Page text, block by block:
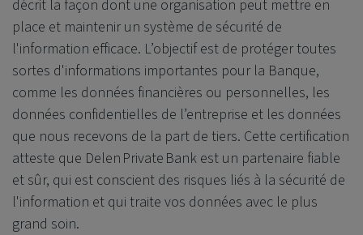
décrit la façon dont une organisation peut mettre en
place et maintenir un système de sécurité de
l'information efficace. L’objectif est de protéger toutes
sortes d'informations importantes pour la Banque,
comme les données financières ou personnelles, les
données confidentielles de l’entreprise et les données
que nous recevons de la part de tiers. Cette certification
atteste que Delen Private Bank est un partenaire fiable
et sûr, qui est conscient des risques liés à la sécurité de
l'information et qui traite vos données avec le plus
grand soin.